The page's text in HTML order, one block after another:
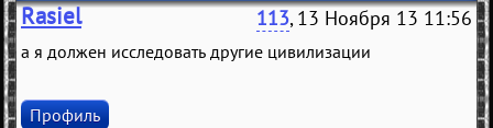
Rasiel 113, 13 Ноября 13 11:56
а я должен исследовать другие цивилизации
Профиль